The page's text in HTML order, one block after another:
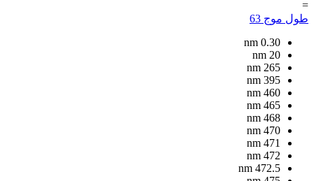
=
طول موج 63
0.30
nm
20
nm
265
nm
395
nm
460
nm
465
nm
468
nm
470
nm
471
nm
472
nm
472.5
nm